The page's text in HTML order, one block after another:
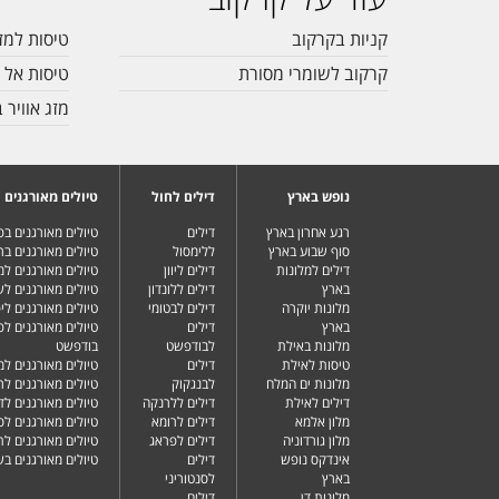
קניות בקרקוב
קרקוב לשומרי מסורת
טיסות
טיסות
מזג
נופש בארץ
רגע אחרון בארץ
סוף שבוע בארץ
דילים למלונות
בארץ
מלונות יוקרה
בארץ
מלונות באילת
טיסות לאילת
מלונות ים המלח
דילים לאילת
מלון אלמא
מלון גורדוניה
אינדקס נופש
בארץ
דילים לחול
דילים
ללימסול
דילים ליוון
דילים ללונדון
דילים לבטומי
דילים
לבודפשט
דילים
לבנגקוק
דילים ללרנקה
דילים לרומא
דילים לפראג
דילים
לסנטוריני
טיולים מאורגנים
טיולים מאורגנים
טיולים מאורגנים
טיולים מאורגנים
טיולים מאורגנים
טיולים מאורגנים
טיולים מאורגנים
בודפשט
טיולים מאורגנים
טיולים מאורגנים
טיולים מאורגנים
טיולים מאורגנים
טיולים מאורגנים
טיולים מאורגנים